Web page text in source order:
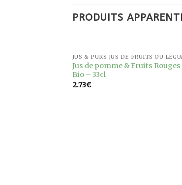
PRODUITS
Ajouter
à la
Jus de pomme & Fruits Rouges
Bio – 33cl
2.73€